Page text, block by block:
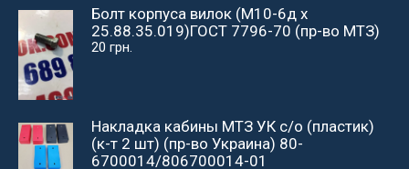
Болт корпуса вилок (М10-6д х
25.88.35.019)ГОСТ 7796-70 (пр-во МТЗ)
20 грн.
Накладка кабины МТЗ УК с/о (пластик)
(к-т 2 шт) (пр-во Украина) 80-
6700014/806700014-01